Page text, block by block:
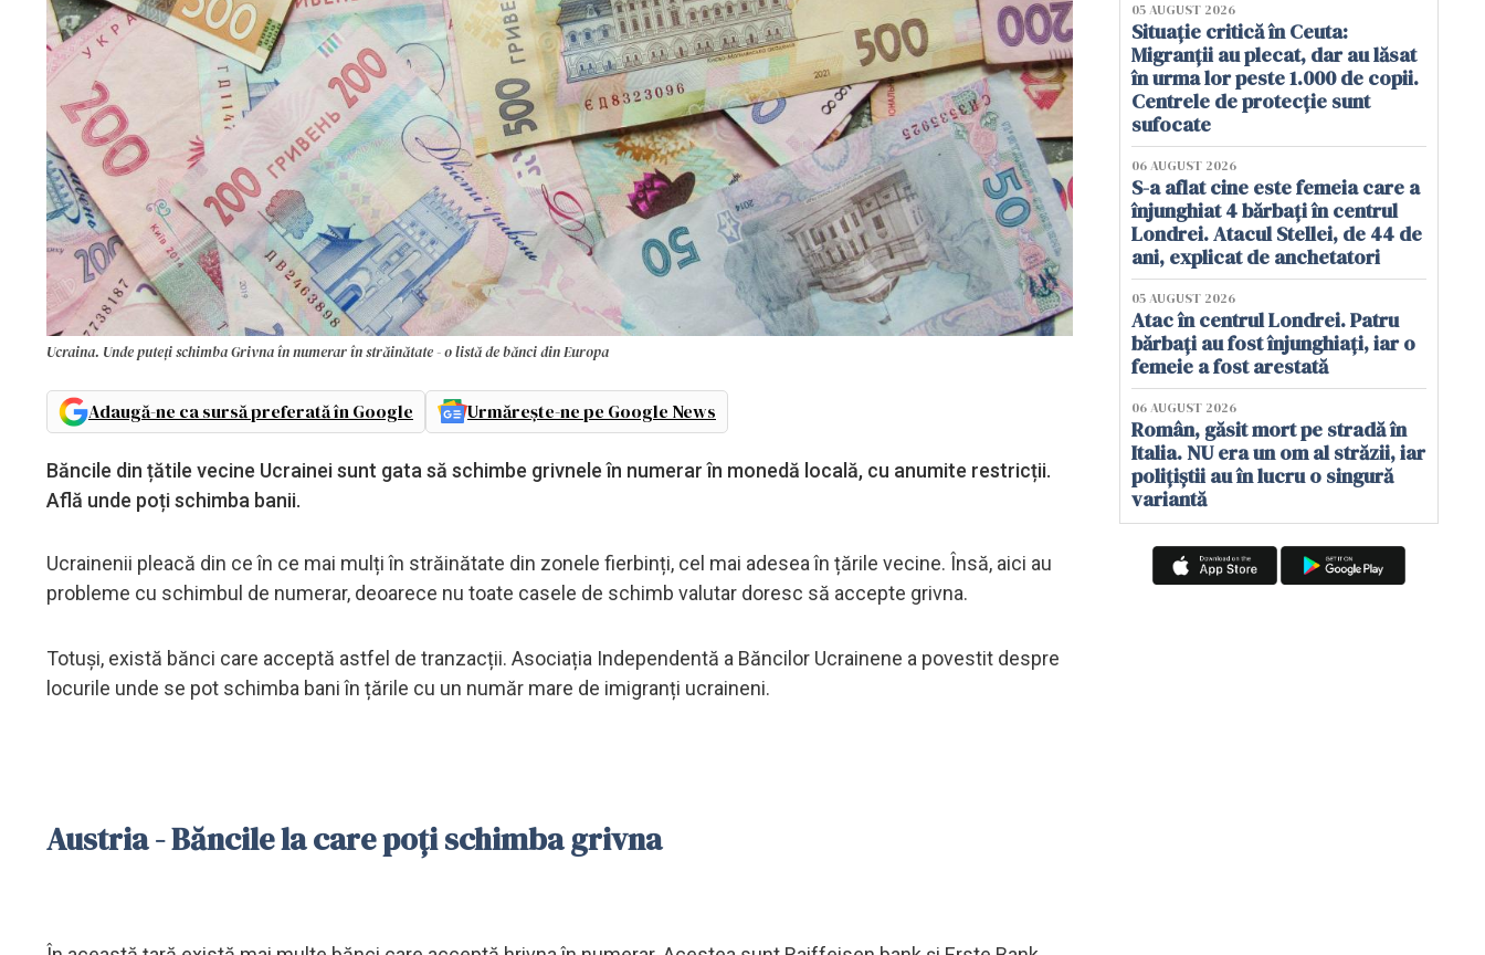
Ucraina. Unde puteți schimba Grivna în numerar în străinătate - o listă de bănci din Europa
Adaugă-ne ca sursă preferată în Google Urmărește-ne pe Google News
Băncile din țătile vecine Ucrainei sunt gata să schimbe grivnele în numerar în monedă locală, cu anumite restricții.
Află unde poți schimba banii.
Ucrainenii pleacă din ce în ce mai mulți în străinătate din zonele fierbinți, cel mai adesea în țările vecine. Însă, aici au
probleme cu schimbul de numerar, deoarece nu toate casele de schimb valutar doresc să accepte grivna.
Totuși, există bănci care acceptă astfel de tranzacții. Asociația Independentă a Băncilor Ucrainene a povestit despre
locurile unde se pot schimba bani în țările cu un număr mare de imigranți ucraineni.
Austria - Băncile la care poți schimba grivna
05 AUGUST 2026
Situație critică în Ceuta:
Migranții au plecat, dar au lăsat
în urma lor peste 1.000 de copii.
Centrele de protecție sunt
sufocate
06 AUGUST 2026
S-a aflat cine este femeia care a
înjunghiat 4 bărbați în centrul
Londrei. Atacul Stellei, de 44 de
ani, explicat de anchetatori
05 AUGUST 2026
Atac în centrul Londrei. Patru
bărbați au fost înjunghiați, iar o
femeie a fost arestată
06 AUGUST 2026
Român, găsit mort pe stradă în
Italia. NU era un om al străzii, iar
polițiștii au în lucru o singură
variantă